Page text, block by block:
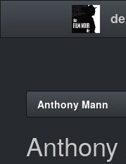
Main
Anthony Mann